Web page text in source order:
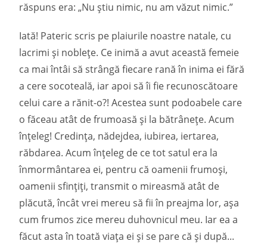
răspuns era: „Nu știu nimic, nu am văzut nimic.”
Iată! Pateric scris pe plaiurile noastre natale, cu
lacrimi și noblețe. Ce inimă a avut această femeie
ca mai întâi să strângă fiecare rană în inima ei fără
a cere socoteală, iar apoi să îi fie recunoscătoare
celui care a rănit-o?! Acestea sunt podoabele care
o făceau atât de frumoasă și la bătrânețe. Acum
înțeleg! Credința, nădejdea, iubirea, iertarea,
răbdarea. Acum înțeleg de ce tot satul era la
înmormântarea ei, pentru că oamenii frumoși,
oamenii sfințiți, transmit o mireasmă atât de
plăcută, încât vrei mereu să fii în preajma lor, așa
cum frumos zice mereu duhovnicul meu. Iar ea a
făcut asta în toată viața ei și se pare că și după...